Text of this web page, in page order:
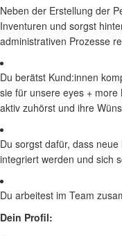
Neben der Erstellung der
Inventuren und sorgst
administrativen Prozesse
Du berätst Kund:innen
sie für unsere eyes + more
aktiv zuhörst und ihre
Du sorgst dafür, dass
integriert werden und sich
Du arbeitest im Team
Dein Profil: